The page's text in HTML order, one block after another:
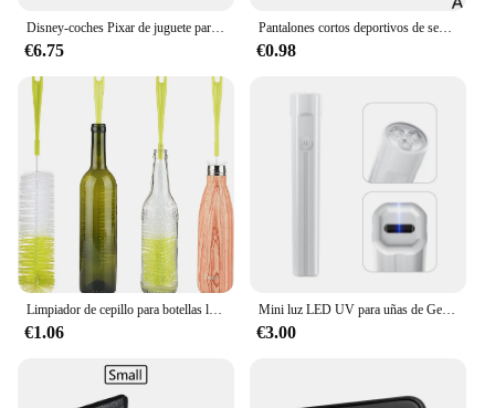
Disney-coches Pixar de juguete para niños, modelo de coche de juguete de PVC, Rayo McQueen, Jackson Storm Mater, 12 piezas
€6.75
Pantalones cortos deportivos de secado rápido para hombre, Shorts ajustados para correr, Fitness
€0.98
Limpiador de cepillo para botellas largas de 16 pulgadas para lavar vino/cerveza/bebidos deportivos/termos/vidrio y botellas deportivas de cuello largo y estrecho
€1.06
Mini luz LED UV para uñas de Gel, lámpara de uñas portátil recargable por USB, secador de uñas de secado rápido para curado de esmalte de uñas de Gel
€3.00